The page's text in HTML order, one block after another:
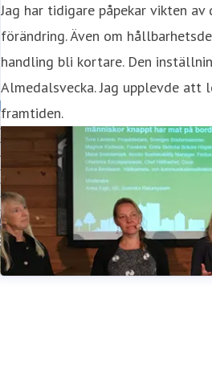
Jag har tidigare påpekar vikten
förändring. Även om
handling bli kortare. Den
Almedalsvecka. Jag upplevde att
framtiden.